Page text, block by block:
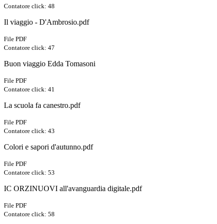
Contatore click: 48
Il viaggio - D'Ambrosio.pdf
File PDF
Contatore click: 47
Buon viaggio Edda Tomasoni
File PDF
Contatore click: 41
La scuola fa canestro.pdf
File PDF
Contatore click: 43
Colori e sapori d'autunno.pdf
File PDF
Contatore click: 53
IC ORZINUOVI all'avanguardia digitale.pdf
File PDF
Contatore click: 58